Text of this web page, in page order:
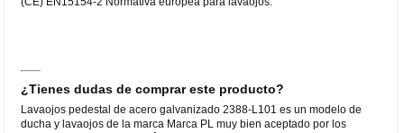
¿Tienes dudas de comprar este producto?
Lavaojos pedestal de acero galvanizado 2388-L101 es un modelo de
ducha y lavaojos de la marca Marca PL muy bien aceptado por los